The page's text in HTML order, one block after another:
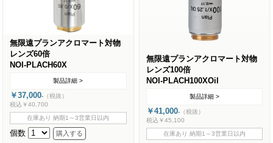
無限遠プランアクロマート対物
レンズ60倍
NOI-PLACH60X
製品詳細 >
￥37,000- （税抜）
税込￥40,700
在庫あり 納期1～3営業日以内
個数
無限遠プランアクロマート対物
レンズ100倍
NOI-PLACH100XOil
製品詳細 >
￥41,000- （税抜）
税込￥45,100
在庫あり 納期1～3営業日以内